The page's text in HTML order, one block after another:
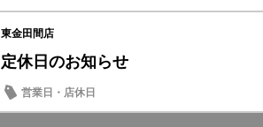
東金田間店
定休日のお知らせ
営業日・店休日